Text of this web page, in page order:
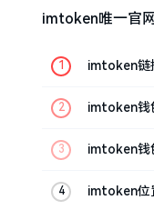
imtoken唯一官网
imtoken链
imtoken钱
imtoken钱
imtoken位